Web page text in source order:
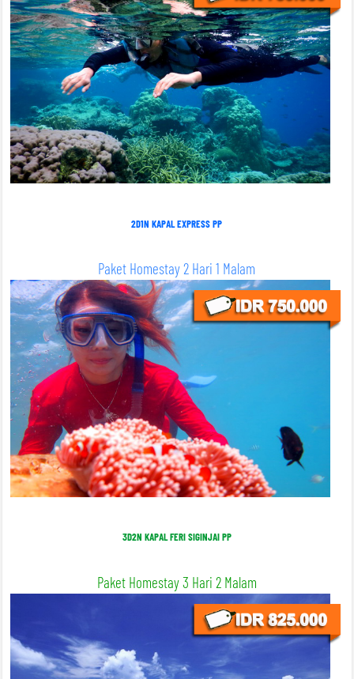
2D1N KAPAL EXPRESS PP
Paket Homestay 2 Hari 1 Malam
3D2N KAPAL FERI SIGINJAI PP
Paket Homestay 3 Hari 2 Malam